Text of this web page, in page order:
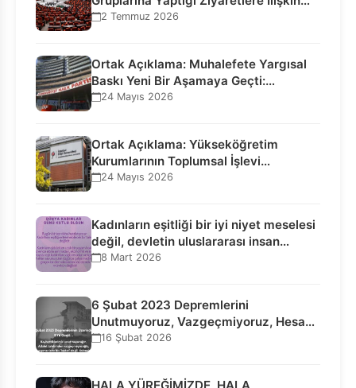
Bilgilendirme…
2 Temmuz 2026
Ortak Açıklama: Muhalefete Yargısal
Baskı Yeni Bir Aşamaya Geçti:
Seçilmiş…
24 Mayıs 2026
Ortak Açıklama: Yükseköğretim
Kurumlarının Toplumsal İşlevi
Kurucularının Ticari Akıbetine
24 Mayıs 2026
Kadınların eşitliği bir iyi niyet meselesi
değil, devletin uluslararası insan…
8 Mart 2026
6 Şubat 2023 Depremlerini
Unutmuyoruz, Vazgeçmiyoruz, Hesap
Sorulmasını İstiyoruz!
16 Şubat 2026